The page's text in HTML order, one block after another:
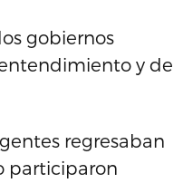
gobiernos
y de
regresaban
participaron